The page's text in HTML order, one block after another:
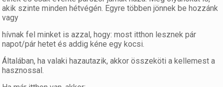
akik szinte minden hétvégén. Egyre többen jönnek be hozzánk
vagy
hívnak fel minket is azzal, hogy: most itthon lesznek pár
napot/pár hetet és addig kéne egy kocsi.
Általában, ha valaki hazautazik, akkor összeköti a kellemest a
hasznossal.